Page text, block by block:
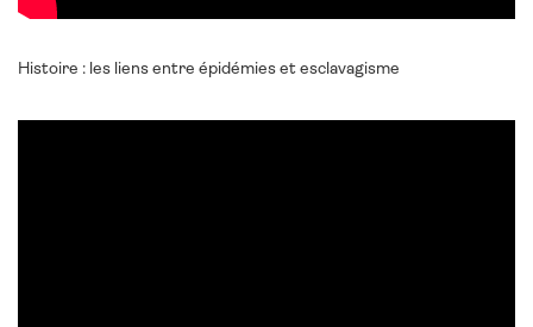
Histoire : les liens entre épidémies et esclavagisme